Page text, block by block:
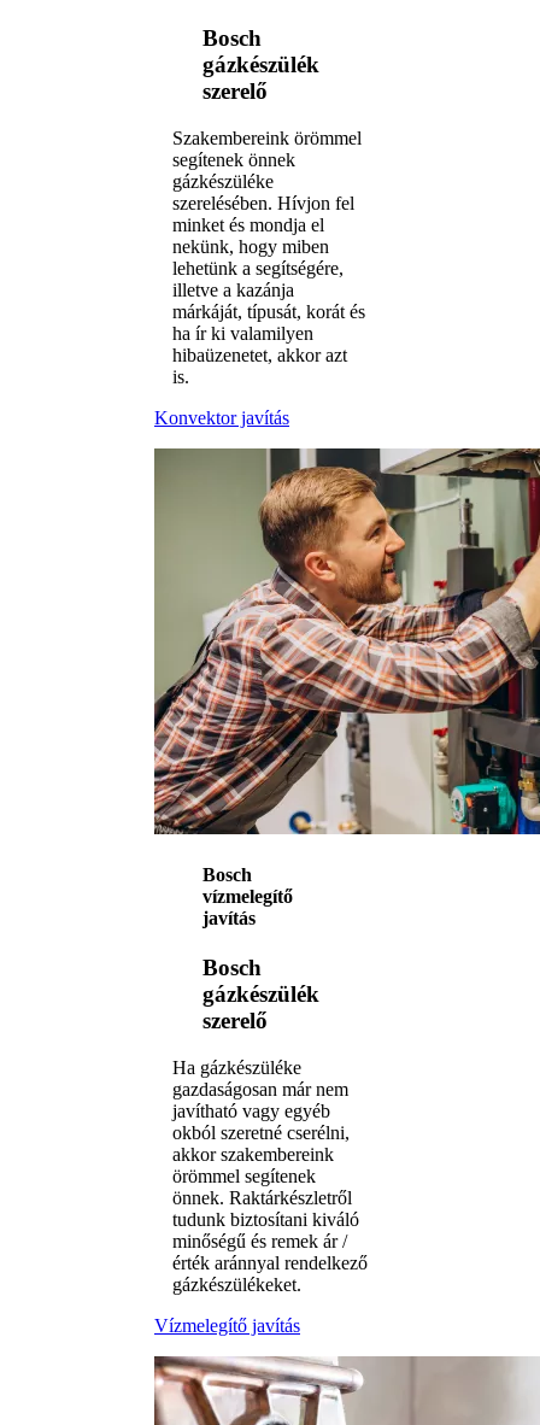
Bosch
gázkészülék
szerelő
Szakembereink örömmel
segítenek önnek
gázkészüléke
szerelésében. Hívjon fel
minket és mondja el
nekünk, hogy miben
lehetünk a segítségére,
illetve a kazánja
márkáját, típusát, korát és
ha ír ki valamilyen
hibaüzenetet, akkor azt
is.
Konvektor javítás
Bosch
vízmelegítő
javítás
Bosch
gázkészülék
szerelő
Ha gázkészüléke
gazdaságosan már nem
javítható vagy egyéb
okból szeretné cserélni,
akkor szakembereink
örömmel segítenek
önnek. Raktárkészletről
tudunk biztosítani kiváló
minőségű és remek ár /
érték aránnyal rendelkező
gázkészülékeket.
Vízmelegítő javítás